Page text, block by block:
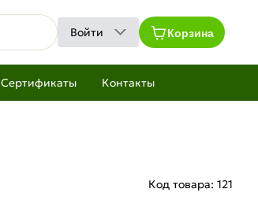
Войти Корзина
Сертификаты Контакты
Код товара: 121